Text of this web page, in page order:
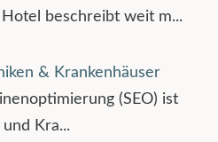
beschreibt weit m...
& Krankenhäuser
(SEO) ist
Kra...